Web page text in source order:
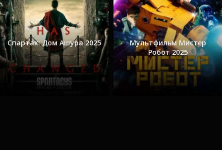
Спартак: Дом Ашура 2025
Мультфильм Мистер
Робот 2025